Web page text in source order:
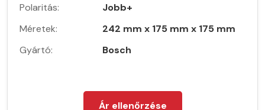
Polaritás:
Jobb+
Méretek:
242 mm x 175 mm x 175 mm
Gyártó:
Bosch
Ár ellenőrzése